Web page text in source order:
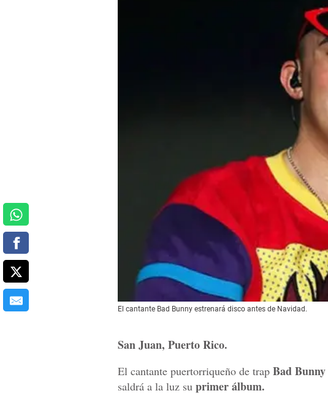
El cantante Bad Bunny estrenará disco antes de Navidad.
San Juan, Puerto Rico.
El cantante puertorriqueño de trap Bad Bunny
saldrá a la luz su primer álbum.